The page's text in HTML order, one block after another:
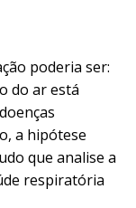
poderia ser:
do ar está
a hipótese
que analise a
respiratória